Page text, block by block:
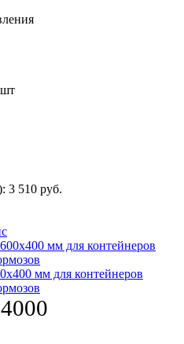
шт
3 510 руб.
мм для контейнеров